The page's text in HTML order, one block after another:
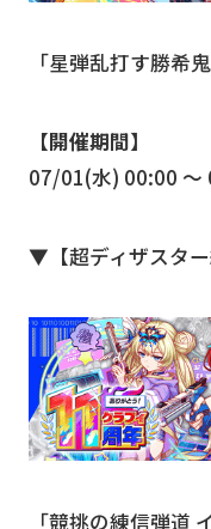
「星弾乱打す勝希
【開催期間】
07/01(水) 00:00
▼【超ディザスター
「競挑の練信弾道